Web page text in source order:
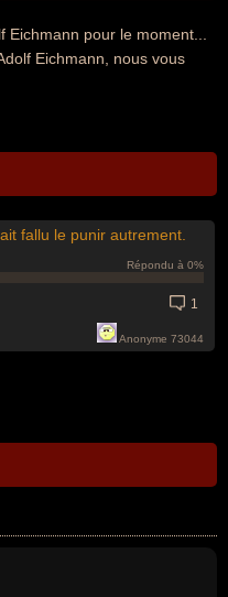
pour le moment...
Eichmann, nous vous
fallu le punir autrement.
Répondu à 0%
1
Anonyme 73044